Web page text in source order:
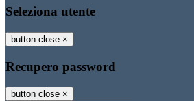
Seleziona utente
button close ×
Recupero password
button close ×